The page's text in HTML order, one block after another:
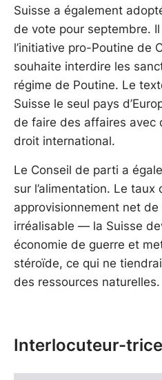
Suisse a également
de vote pour septembre.
l’initiative pro-Poutine de
souhaite interdire les
régime de Poutine. Le
Suisse le seul pays
de faire des affaires avec
droit international.
Le Conseil de parti a
sur l’alimentation. Le taux
approvisionnement net de
irréalisable — la Suisse
économie de guerre et
stéroïde, ce qui ne
des ressources naturelles.
Interlocuteur-